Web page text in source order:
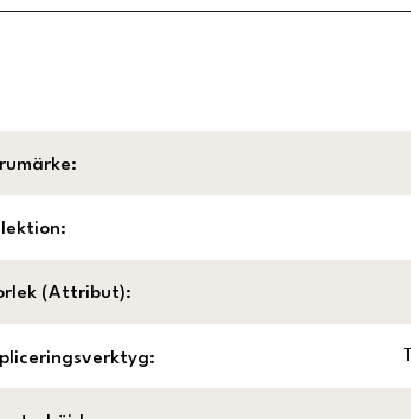
:
:
(Attribut):
: